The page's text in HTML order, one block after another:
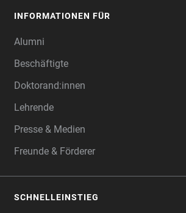
INFORMATIONEN FÜR
Alumni
Beschäftigte
Doktorand:innen
Lehrende
Presse & Medien
Freunde & Förderer
SCHNELLEINSTIEG